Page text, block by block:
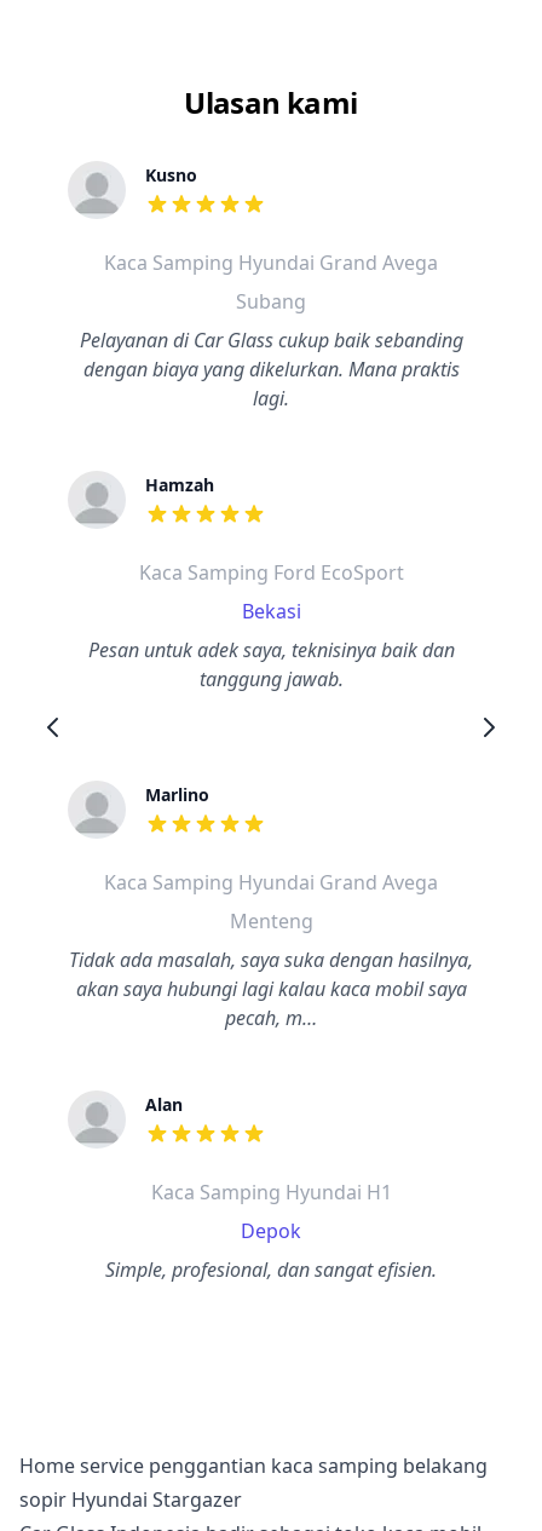
Ulasan kami
Kusno
dari ulasan adalah bintang lima
Kaca Samping Hyundai Grand Avega
Subang
Pelayanan di Car Glass cukup baik sebanding
dengan biaya yang dikelurkan. Mana praktis
lagi.
Hamzah
dari ulasan adalah bintang lima
Kaca Samping Ford EcoSport
Bekasi
Pesan untuk adek saya, teknisinya baik dan
tanggung jawab.
Marlino
dari ulasan adalah bintang lima
Kaca Samping Hyundai Grand Avega
Menteng
Tidak ada masalah, saya suka dengan hasilnya,
akan saya hubungi lagi kalau kaca mobil saya
pecah, m…
Alan
dari ulasan adalah bintang lima
Kaca Samping Hyundai H1
Depok
Simple, profesional, dan sangat efisien.
Home service penggantian kaca samping belakang
sopir Hyundai Stargazer